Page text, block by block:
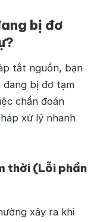
bị đơ
tắt nguồn, bạn
đang bị đơ tạm
chẩn đoán
xử lý nhanh
thời (Lỗi phần
xảy ra khi